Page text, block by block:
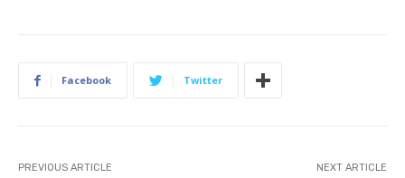
Facebook Twitter
PREVIOUS ARTICLE NEXT ARTICLE